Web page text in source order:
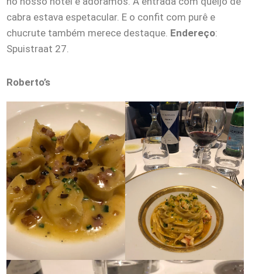
cabra estava espetacular. E o confit com purê e
chucrute também merece destaque. Endereço:
Spuistraat 27.
Roberto’s